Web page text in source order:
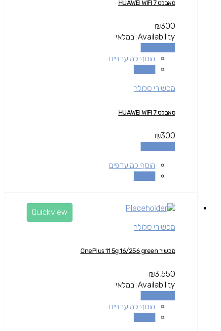
טאבלט HUAWEI WIFI 7
₪300
Availability: במלאי
הוסף למועדפים
מכשירי סלולר
טאבלט HUAWEI WIFI 7
₪300
הוסף למועדפים
Quickview
מכשירי סלולר
מכשיר OnePlus 11 5g 16/256 green
₪3,550
Availability: במלאי
הוסף למועדפים